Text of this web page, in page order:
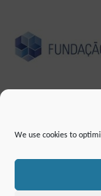
We use cookies to
ERKLÄRUNG ZUR
©2019